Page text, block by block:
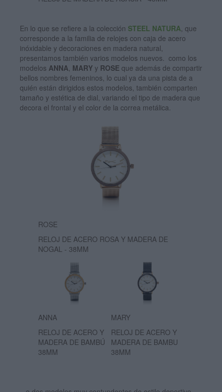
En lo que se refiere a la colección STEEL NATURA, que
corresponde a la familia de relojes con caja de acero
inóxidable y decoraciones en madera natural,
presentamos también varios modelos nuevos. como los
modelos ANNA, MARY y ROSE que además de compartir
bellos nombres femeninos, lo cual ya da una pista de a
quién están dirigidos estos modelos, también comparten
tamaño y estética de dial, variando el tipo de madera que
decora el frontal y el color de la correa metálica.
ROSE
RELOJ DE ACERO ROSA Y MADERA DE
NOGAL - 38MM
ANNA
RELOJ DE ACERO Y
MADERA DE BAMBÚ
38MM
MARY
RELOJ DE ACERO Y
MADERA DE BAMBU
38MM